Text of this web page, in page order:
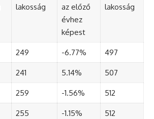
lakosság
az előző
évhez
képest
lakosság
249 -6.77% 497
241 5.14% 507
259 -1.56% 512
255 -1.15% 512